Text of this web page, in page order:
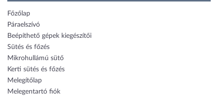
Főzőlap
Páraelszívó
Beépíthető gépek kiegészítői
Sütés és főzés
Mikrohullámú sütő
Kerti sütés és főzés
Melegítőlap
Melegentartó fiók